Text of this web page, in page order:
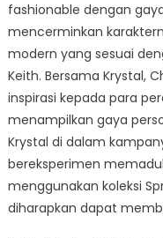
fashionable dengan
mencerminkan
modern yang sesuai
Keith. Bersama Krystal,
inspirasi kepada para
menampilkan gaya
Krystal di dalam
bereksperimen
menggunakan koleksi
diharapkan dapat